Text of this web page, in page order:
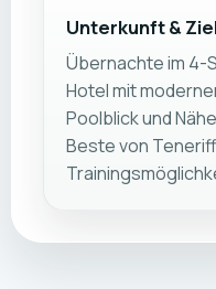
Unterkunft &
Übernachte im 4-
Hotel mit
Poolblick und
Beste von